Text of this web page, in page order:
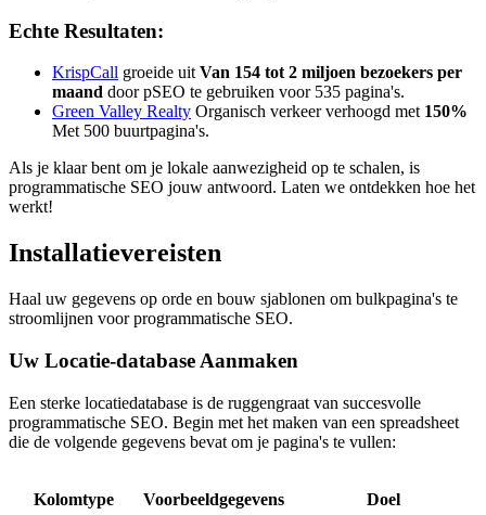
Echte Resultaten:
KrispCall groeide uitVan 154 tot 2 miljoen bezoekers per
maand door pSEO te gebruiken voor 535 pagina's.
Green Valley Realty Organisch verkeer verhoogd met 150%
Met 500 buurtpagina's.
Als je klaar bent om je lokale aanwezigheid op te schalen, is
programmatische SEO jouw antwoord. Laten we ontdekken hoe het
werkt!
Installatievereisten
Haal uw gegevens op orde en bouw sjablonen om bulkpagina's te
stroomlijnen voor programmatische SEO.
Uw Locatie-database Aanmaken
Een sterke locatiedatabase is de ruggengraat van succesvolle
programmatische SEO. Begin met het maken van een spreadsheet
die de volgende gegevens bevat om je pagina's te vullen:
Kolomtype Voorbeeldgegevens Doel